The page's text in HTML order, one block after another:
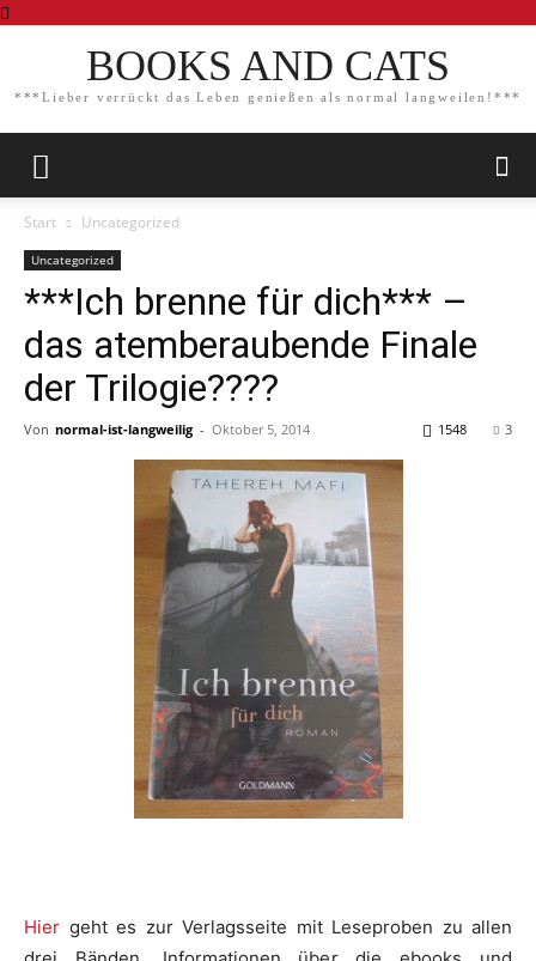
BOOKS AND CATS
***Lieber verrückt das Leben genießen als normal langweilen!***
Start Uncategorized
Uncategorized
***Ich brenne für dich*** –
das atemberaubende Finale
der Trilogie????
Von normal-ist-langweilig - Oktober 5, 2014 3
1548
Hier geht es zur Verlagsseite mit Leseproben zu allen